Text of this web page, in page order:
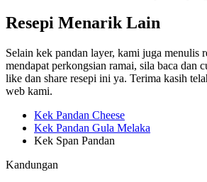
Resepi Menarik Lain
Selain kek pandan layer, kami juga menulis
mendapat perkongsian ramai, sila baca dan
like dan share resepi ini ya. Terima kasih
web kami.
Kek Pandan Cheese
Kek Pandan Gula Melaka
Kek Span Pandan
Kandungan